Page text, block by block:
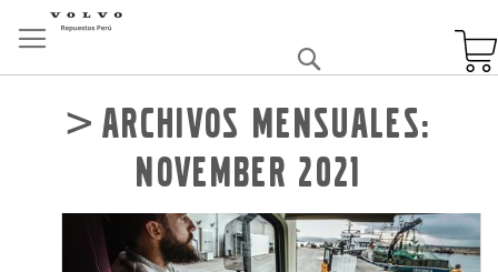
to
Content
Archivos mensuales:
November 2021